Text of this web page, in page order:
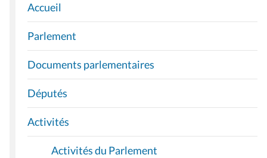
N
A
V
I
G
A
T
I
O
Accueil
Parlement
Documents parlementaires
Députés
Activités
Activités du Parlement